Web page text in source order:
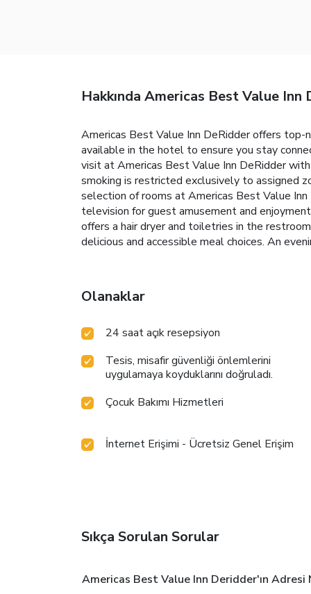
Hakkında Americas Best Value Inn
Americas Best Value Inn DeRidder offers top-
available in the hotel to ensure you stay
visit at Americas Best Value Inn DeRidder
smoking is restricted exclusively to assigned
selection of rooms at Americas Best Value
television for guest amusement and
offers a hair dryer and toiletries in the
delicious and accessible meal choices. An
Olanaklar
24 saat açık resepsiyon
Tesis, misafir güvenliği önlemlerini
uygulamaya koyduklarını doğruladı.
Çocuk Bakımı Hizmetleri
İnternet Erişimi - Ücretsiz Genel Erişim
Sıkça Sorulan Sorular
Americas Best Value Inn Deridder'ın Adresi